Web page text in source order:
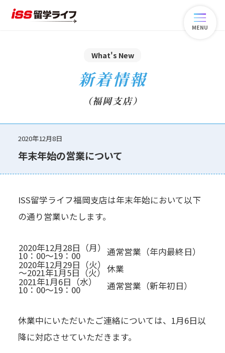
MENU
What's New
新着情報
（福岡支店）
2020年12月8日
年末年始の営業について
ISS留学ライフ福岡支店は年末年始において以下
の通り営業いたします。
2020年12月28日（月）
10：00～19：00
通常営業（年内最終日）
2020年12月29日（火）
～2021年1月5日（火）
休業
2021年1月6日（水）
10：00～19：00 通常営業（新年初日）
休業中にいただいたご連絡については、1月6日以
降に対応させていただきます。